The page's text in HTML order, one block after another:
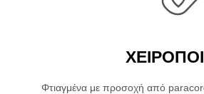
Φτιαγμένα με προσοχή από paracord